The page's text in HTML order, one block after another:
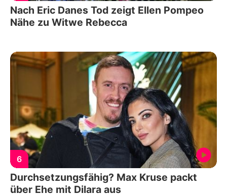
Nach Eric Danes Tod zeigt Ellen Pompeo
Nähe zu Witwe Rebecca
6
Durchsetzungsfähig? Max Kruse packt
über Ehe mit Dilara aus